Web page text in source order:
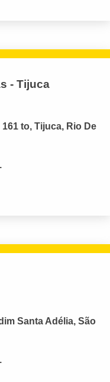
- Tijuca
to, Tijuca, Rio De
Santa Adélia, São